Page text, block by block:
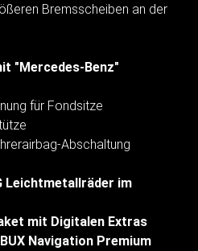
Bremsscheiben an der
"Mercedes-Benz"
für Fondsitze
Abschaltung
Leichtmetallräder im
mit Digitalen Extras
Navigation Premium